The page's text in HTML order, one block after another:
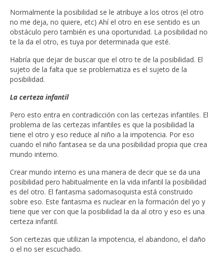
Normalmente la posibilidad se le atribuye a los otros (el otro
no me deja, no quiere, etc) Ahí el otro en ese sentido es un
obstáculo pero también es una oportunidad. La posibilidad no
te la da el otro, es tuya por determinada que esté.
Habría que dejar de buscar que el otro te de la posibilidad. El
sujeto de la falta que se problematiza es el sujeto de la
posibilidad.
La certeza infantil
Pero esto entra en contradicción con las certezas infantiles. El
problema de las certezas infantiles es que la posibilidad la
tiene el otro y eso reduce al niño a la impotencia. Por eso
cuando el niño fantasea se da una posibilidad propia que crea
mundo interno.
Crear mundo interno es una manera de decir que se da una
posibilidad pero habitualmente en la vida infantil la posibilidad
es del otro. El fantasma sadomasoquista está construido
sobre eso. Este fantasma es nuclear en la formación del yo y
tiene que ver con que la posibilidad la da al otro y eso es una
certeza infantil.
Son certezas que utilizan la impotencia, el abandono, el daño
o el no ser escuchado.